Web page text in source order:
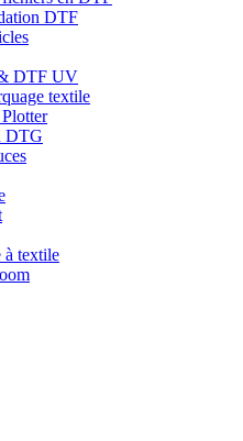
DTF
DTF UV
textile
DTG
à textile